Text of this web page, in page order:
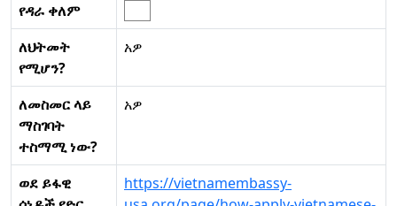
የዳራ ቀለም
ለህትመት
የሚሆን?
አዎ
ለመስመር ላይ
ማስገባት
ተስማሚ ነው?
አዎ
ወደ ይፋዊ
https://vietnamembassy-